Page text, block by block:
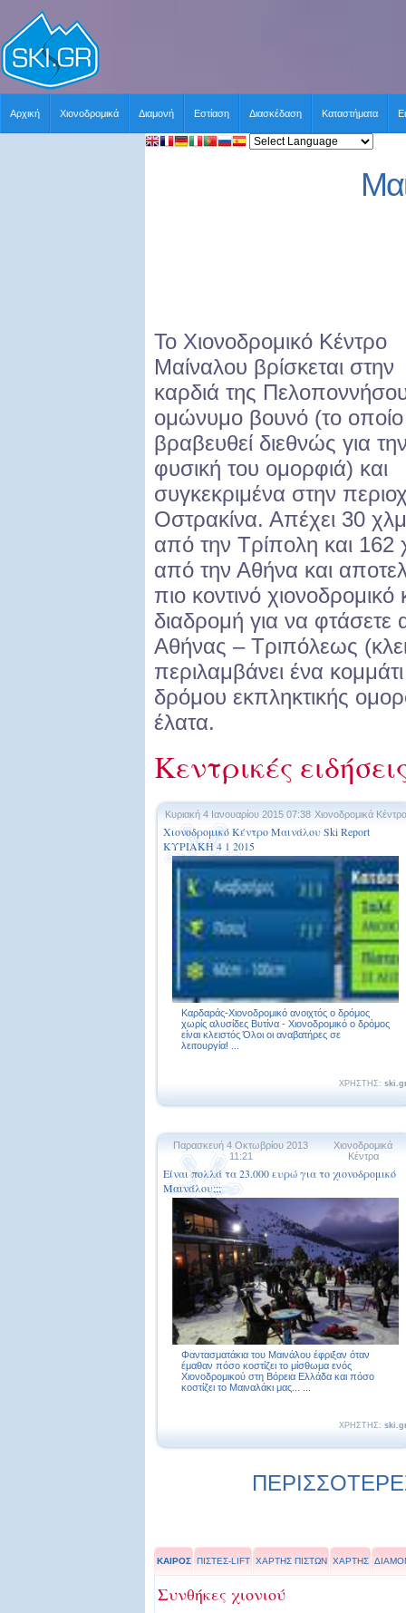
Αρχική Χιονοδρομικά Διαμονή Εστίαση Διασκέδαση Καταστήματα
Το Χιονοδρομικό Κέντρο
Μαίναλου βρίσκεται στην
καρδιά της
ομώνυμο βουνό (το οποίο
βραβευθεί διεθνώς για
φυσική του ομορφιά) και
συγκεκριμένα στην
Οστρακίνα. Απέχει 30
από την Τρίπολη και 162
από την Αθήνα και
πιο κοντινό
διαδρομή για να φτάσετε
Αθήνας – Τριπόλεως
περιλαμβάνει ένα
δρόμου εκπληκτικής
έλατα.
Κεντρικές
Κυριακή 4 Ιανουαρίου 2015 07:38 Χιονοδρομικά Κέντρα
Χιονοδρομικό Κέντρο Μαινάλου Ski Report
ΚΥΡΙΑΚΗ 4 1 2015
Καρδαράς-Χιονοδρομικό ανοιχτός ο δρόμος
χωρίς αλυσίδες Βυτίνα - Χιονοδρομικό ο δρόμος
είναι κλειστός Όλοι οι αναβατήρες σε
λειτουργία! ...
ΧΡΗΣΤΗΣ:
Παρασκευή 4 Οκτωβρίου 2013
11:21
Χιονοδρομικά
Κέντρα
Είναι πολλά τα 23.000 ευρώ για το χιονοδρομικό
Μαινάλου;;;
Φαντασματάκια του Μαινάλου έφριξαν όταν
έμαθαν πόσο κοστίζει το μίσθωμα ενός
Χιονοδρομικού στη Βόρεια Ελλάδα και πόσο
κοστίζει το Μαιναλάκι μας... ...
ΧΡΗΣΤΗΣ:
ΚΑΙΡΟΣ ΠΙΣΤΕΣ-LIFT ΧΑΡΤΗΣ ΠΙΣΤΩΝ ΧΑΡΤΗΣ
Συνθήκες χιονιού